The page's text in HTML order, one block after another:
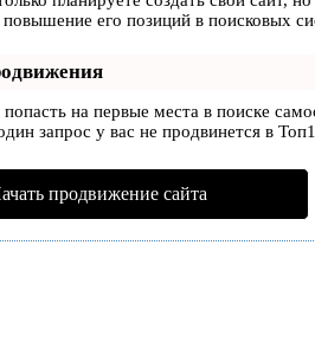
его позиций в поисковых
на первые места в поиске
запрос у вас не продвинется в
продвижение сайта